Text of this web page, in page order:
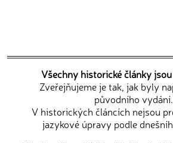
Všechny historické články jsou
Zveřejňujeme je tak, jak byly
původního vydání.
V historických článcích nejsou
jazykové úpravy podle